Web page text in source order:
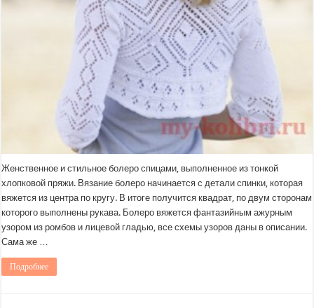
Женственное и стильное болеро спицами, выполненное из тонкой
хлопковой пряжи. Вязание болеро начинается с детали спинки, которая
вяжется из центра по кругу. В итоге получится квадрат, по двум сторонам
которого выполнены рукава. Болеро вяжется фантазийным ажурным
узором из ромбов и лицевой гладью, все схемы узоров даны в описании.
Сама же …
Подробнее